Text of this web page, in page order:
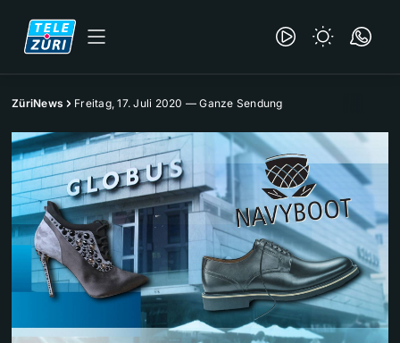
ZüriNews Freitag, 17. Juli 2020 — Ganze Sendung